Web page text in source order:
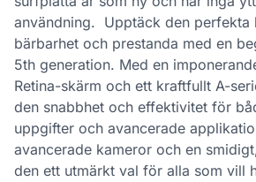
användning. Upptäck den perfekta
bärbarhet och prestanda med en
5th generation. Med en
Retina-skärm och ett kraftfullt A-
den snabbhet och effektivitet för
uppgifter och avancerade
avancerade kameror och en
den ett utmärkt val för alla som vill